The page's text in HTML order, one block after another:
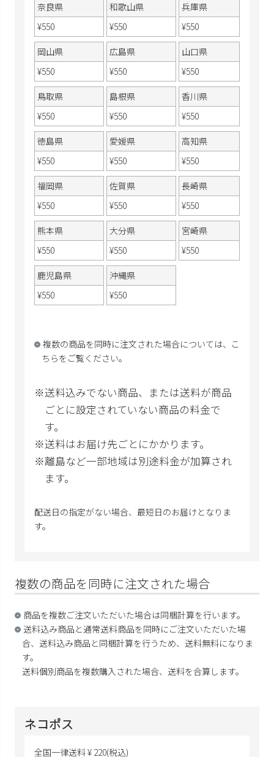
奈良県
¥550
和歌山県
¥550
兵庫県
¥550
岡山県
¥550
広島県
¥550
山口県
¥550
鳥取県
¥550
島根県
¥550
香川県
¥550
徳島県
¥550
愛媛県
¥550
高知県
¥550
福岡県
¥550
佐賀県
¥550
長崎県
¥550
熊本県
¥550
大分県
¥550
宮崎県
¥550
鹿児島県
¥550
沖縄県
¥550
複数の商品を同時に注文された場合については、 こ
ちらをご覧ください。
送料込みでない商品、または送料が商品
ごとに設定されていない商品の料金で
す。
送料はお届け先ごとにかかります。
離島など一部地域は別途料金が加算され
ます。
配送日の指定がない場合、最短日のお届けとなりま
す。
複数の商品を同時に注文された場合
商品を複数ご注文いただいた場合は同梱計算を行います。
送料込み商品と通常送料商品を同時にご注文いただいた場
合、送料込み商品と同梱計算を行うため、送料無料になりま
す。
送料個別商品を複数購入された場合、送料を合算します。
ネコポス
全国一律送料¥ 220(税込)